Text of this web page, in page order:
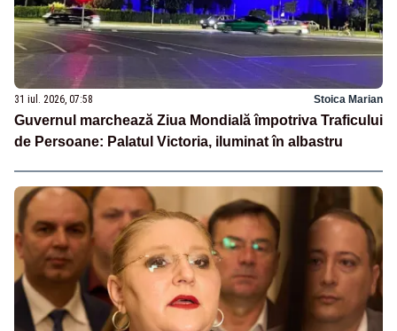
31 iul. 2026, 07:58 Stoica Marian
Guvernul marchează Ziua Mondială împotriva Traficului
de Persoane: Palatul Victoria, iluminat în albastru